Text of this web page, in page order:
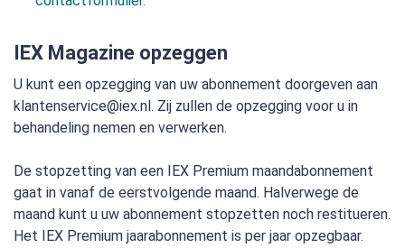
IEX Magazine opzeggen
U kunt een opzegging van uw abonnement doorgeven aan
klantenservice@iex.nl. Zij zullen de opzegging voor u in
behandeling nemen en verwerken.
De stopzetting van een IEX Premium maandabonnement
gaat in vanaf de eerstvolgende maand. Halverwege de
maand kunt u uw abonnement stopzetten noch restitueren.
Het IEX Premium jaarabonnement is per jaar opzegbaar.